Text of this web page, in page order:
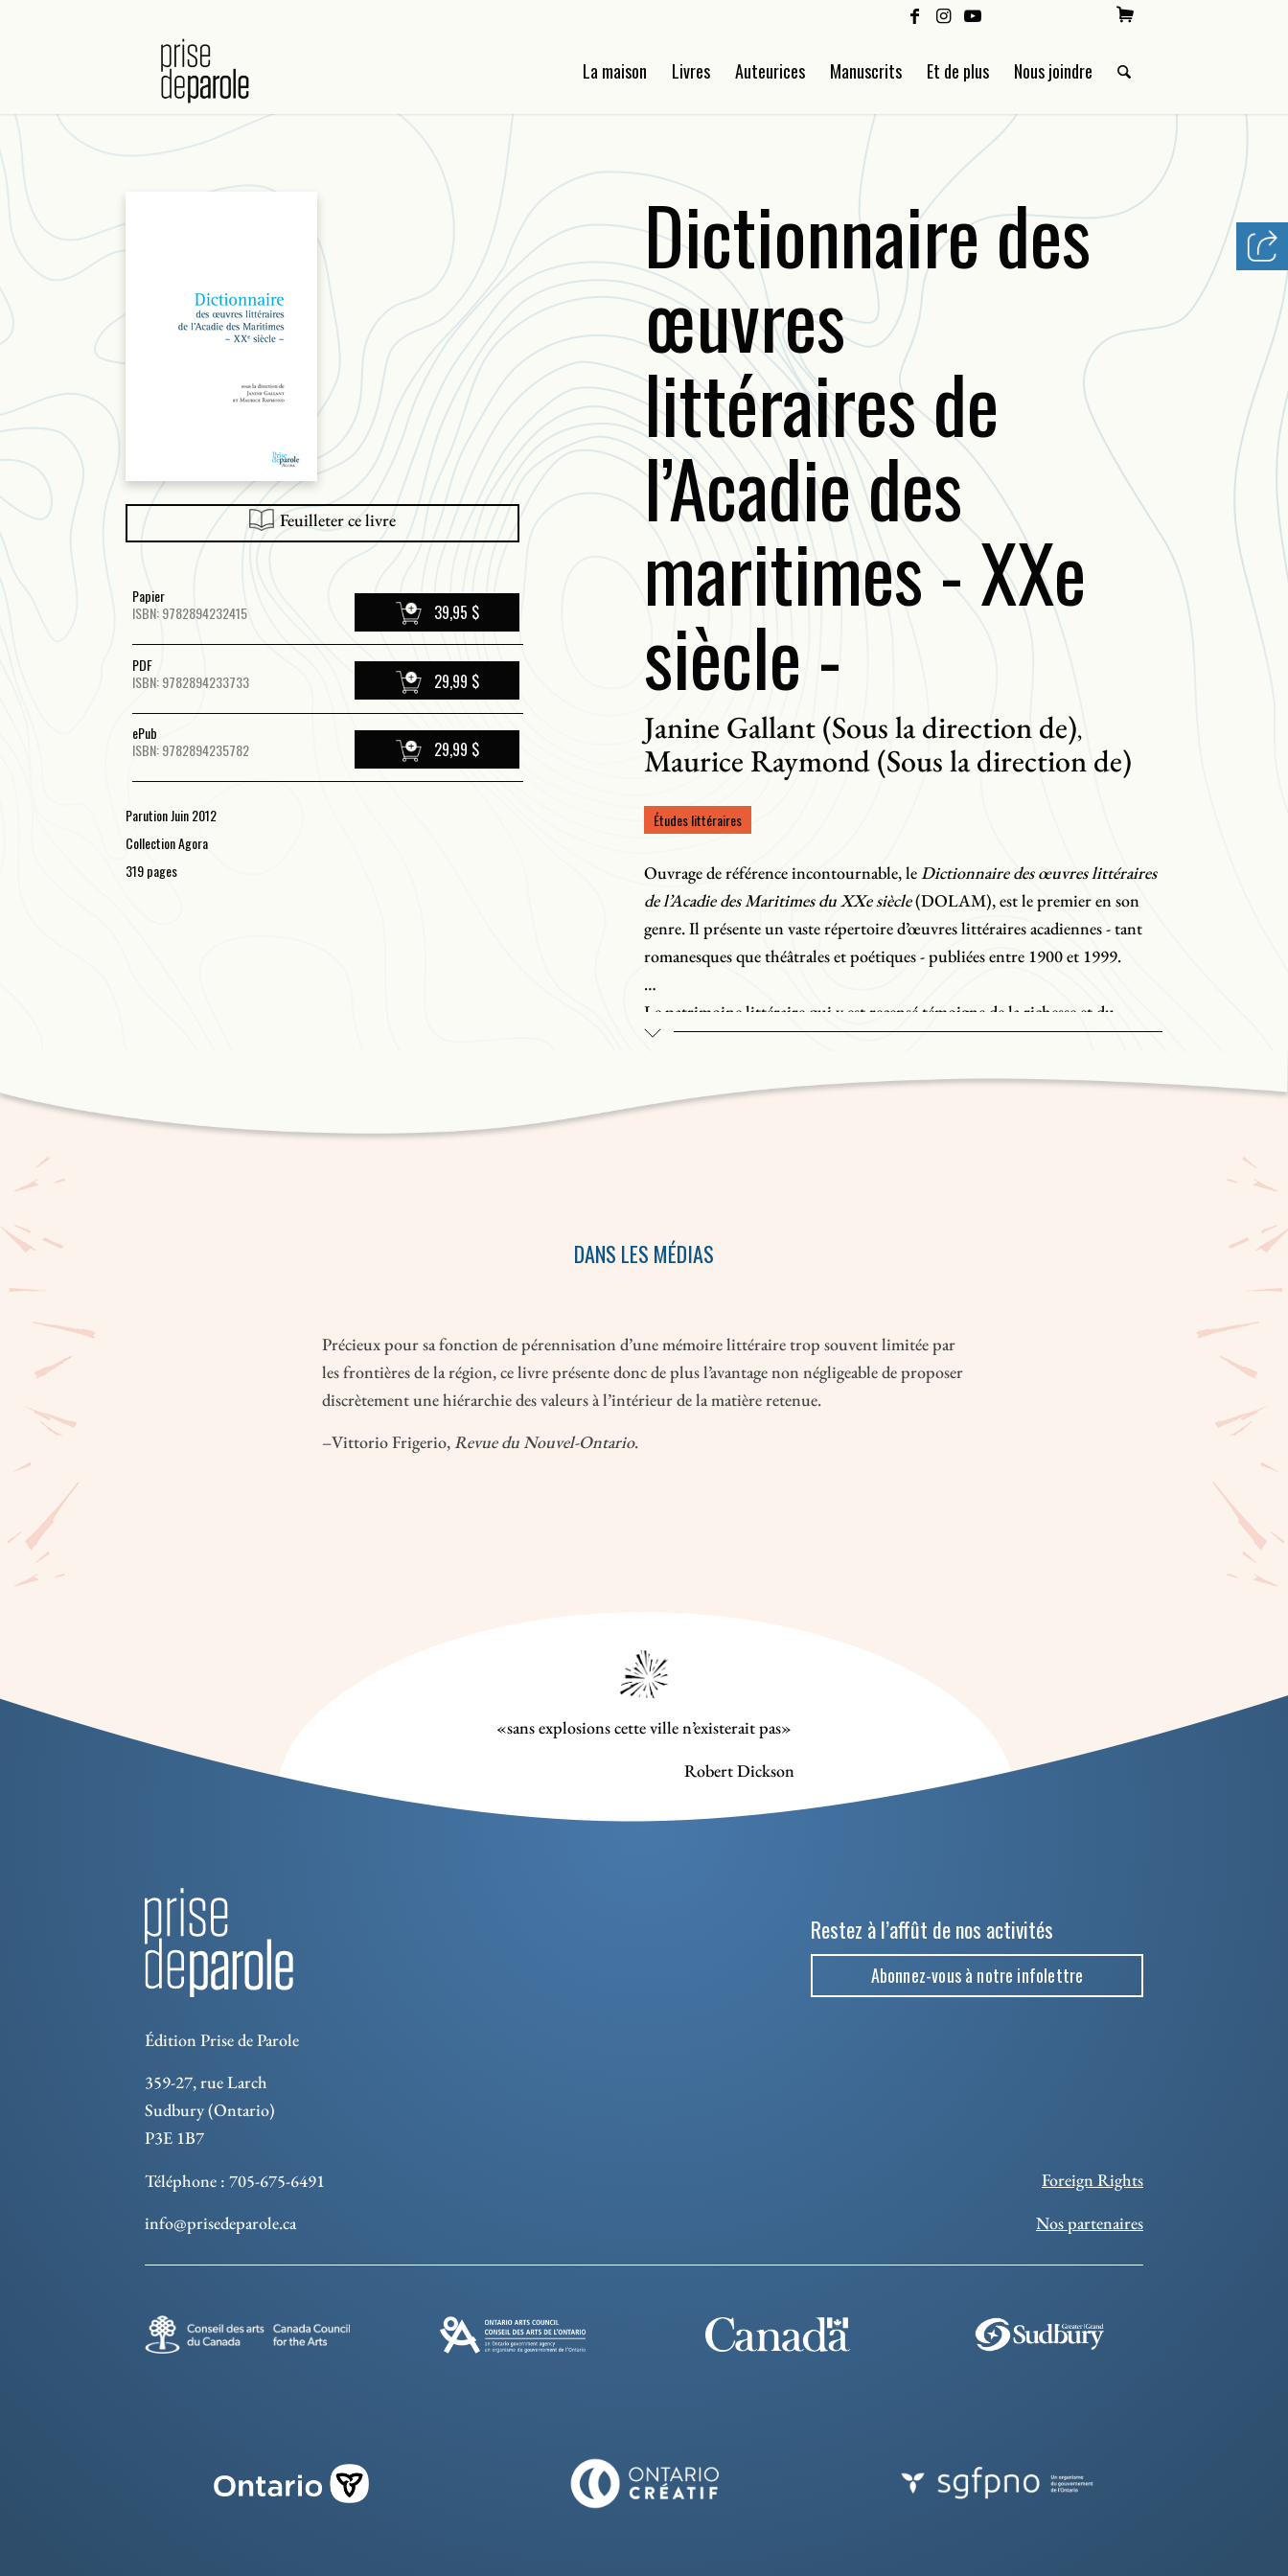
La maison Livres Auteurices Manuscrits Et de plus Nous joindre
Feuilleter ce livre
Papier
ISBN: 9782894232415
39,95 $
PDF
ISBN: 9782894233733
29,99 $
ePub
ISBN: 9782894235782
29,99 $
Parution Juin 2012
Collection Agora
319 pages
Dictionnaire des
œuvres
littéraires de
l’Acadie des
maritimes - XXe
siècle -
Janine Gallant (Sous la direction de),
Maurice Raymond (Sous la direction de)
Études littéraires
Ouvrage de référence incontournable, leDictionnaire des œuvres littéraires
de l’Acadie des Maritimes du XXe siècle(DOLAM), est le premier en son
genre. Il présente un vaste répertoire d’œuvres littéraires acadiennes - tant
romanesques que théâtrales et poétiques - publiées entre 1900 et 1999.
Le patrimoine littéraire qui y est recensé témoigne de la richesse et du
dynamisme de la communauté acadienne, forte d’un groupe important de
Chiasson, Gérald LeBlanc, France Daigle, Jacques Savoie et Serge Patrice
découvrir ou mieux connaître le patrimoine littéraire acadien du XXe siècle
et son contexte sociohistorique.
DANS LES MÉDIAS
Précieux pour sa fonction de pérennisation d’une mémoire littéraire trop souvent limitée par
les frontières de la région, ce livre présente donc de plus l’avantage non négligeable de proposer
discrètement une hiérarchie des valeurs à l’intérieur de la matière retenue.
–Vittorio Frigerio,Revue du Nouvel-Ontario.
«sans explosions cette ville n’existerait pas»
Robert Dickson
Édition Prise de Parole
359-27, rue Larch
Sudbury (Ontario)
P3E 1B7
Téléphone : 705-675-6491
info@prisedeparole.ca
Restez à l’affût de nos activités
Abonnez-vous à notre infolettre
Foreign Rights
Nos partenaires